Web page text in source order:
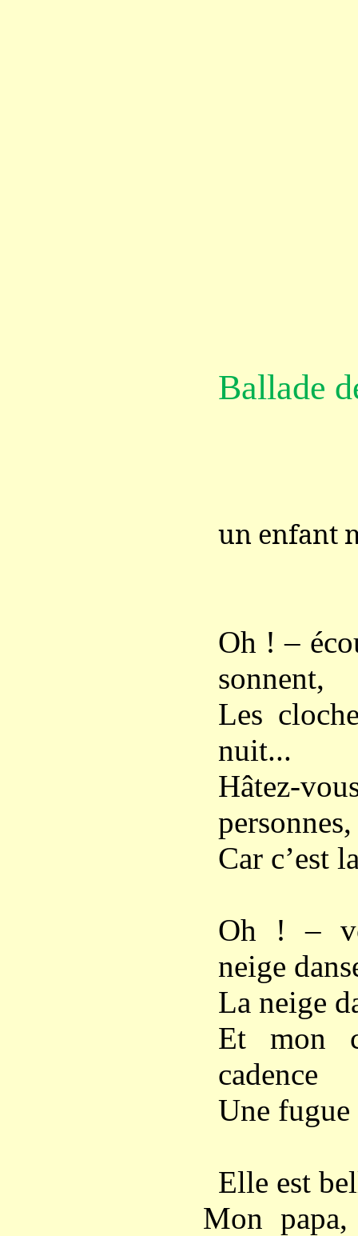
Ballade
un enfant
Oh ! –
sonnent,
Les
nuit...
Hâtez-
personnes,
Car c’est
Oh ! –
neige
La neige
Et mon
cadence
Une fugue
Elle est
Mon